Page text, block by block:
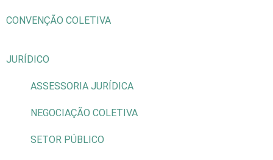
CONVENÇÃO COLETIVA
JURÍDICO
ASSESSORIA JURÍDICA
NEGOCIAÇÃO COLETIVA
SETOR PÚBLICO